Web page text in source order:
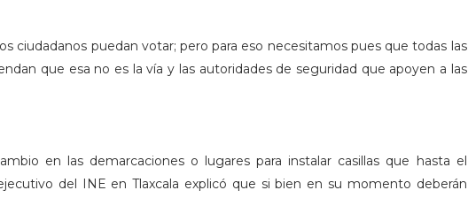
ciudadanos puedan votar; pero para eso necesitamos pues que todas las
que esa no es la vía y las autoridades de seguridad que apoyen a las
en las demarcaciones o lugares para instalar casillas que hasta el
del INE en Tlaxcala explicó que si bien en su momento deberán